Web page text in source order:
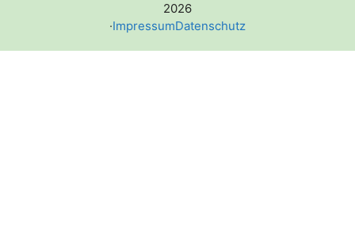
2026
·ImpressumDatenschutz